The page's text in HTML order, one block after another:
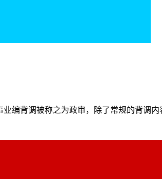
编背调被称之为政审，除了常规的背调